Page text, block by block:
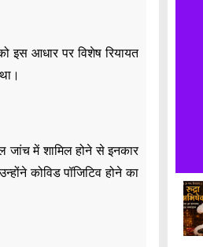
इस आधार पर विशेष रियायत
में शामिल होने से इनकार
कोविड पॉजिटिव होने का